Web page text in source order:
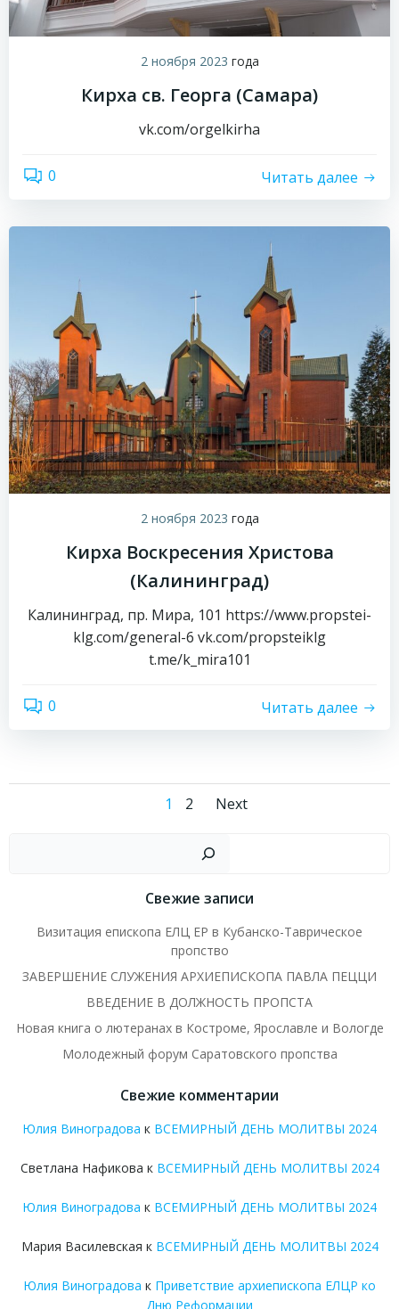
2 ноября 2023 года
Кирха св. Георга (Самара)
vk.com/orgelkirha
0 Читать далее
2 ноября 2023 года
Кирха Воскресения Христова
(Калининград)
Калининград, пр. Мира, 101 https://www.propstei-
klg.com/general-6 vk.com/propsteiklg
t.me/k_mira101
0 Читать далее
Навигация
по
записям
Страница
1 Страница
2
записям
Next
Свежие записи
Визитация епископа ЕЛЦ ЕР в Кубанско-Таврическое
пропство
ЗАВЕРШЕНИЕ СЛУЖЕНИЯ АРХИЕПИСКОПА ПАВЛА ПЕЦЦИ
ВВЕДЕНИЕ В ДОЛЖНОСТЬ ПРОПСТА
Новая книга о лютеранах в Костроме, Ярославле и Вологде
Молодежный форум Саратовского пропства
Свежие комментарии
Юлия Виноградова к ВСЕМИРНЫЙ ДЕНЬ МОЛИТВЫ 2024
Светлана Нафикова к ВСЕМИРНЫЙ ДЕНЬ МОЛИТВЫ 2024
Юлия Виноградова к ВСЕМИРНЫЙ ДЕНЬ МОЛИТВЫ 2024
Мария Василевская к ВСЕМИРНЫЙ ДЕНЬ МОЛИТВЫ 2024
Юлия Виноградова к Приветствие архиепископа ЕЛЦР ко
Дню Реформации